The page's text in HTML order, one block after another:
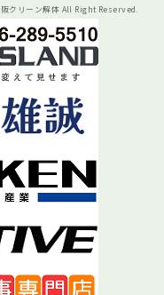
クリーン解体 All Right Reserved.